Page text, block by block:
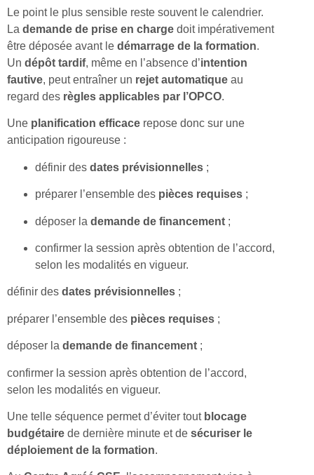
Le point le plus sensible reste souvent le calendrier.
La demande de prise en charge doit impérativement
être déposée avant le démarrage de la formation.
Un dépôt tardif, même en l’absence d’intention
fautive, peut entraîner un rejet automatique au
regard des règles applicables par l’OPCO.
Une planification efficace repose donc sur une
anticipation rigoureuse :
définir des dates prévisionnelles ;
préparer l’ensemble des pièces requises ;
déposer la demande de financement ;
confirmer la session après obtention de l’accord,
selon les modalités en vigueur.
définir des dates prévisionnelles ;
préparer l’ensemble des pièces requises ;
déposer la demande de financement ;
confirmer la session après obtention de l’accord,
selon les modalités en vigueur.
Une telle séquence permet d’éviter tout blocage
budgétaire de dernière minute et de sécuriser le
déploiement de la formation.